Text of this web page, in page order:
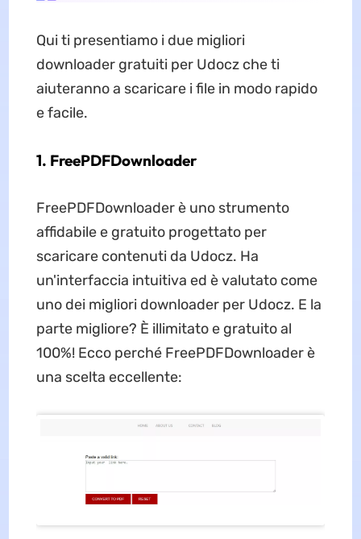
Qui ti presentiamo i due migliori
downloader gratuiti per Udocz che ti
aiuteranno a scaricare i file in modo rapido
e facile.
1. FreePDFDownloader
FreePDFDownloader è uno strumento
affidabile e gratuito progettato per
scaricare contenuti da Udocz. Ha
un'interfaccia intuitiva ed è valutato come
uno dei migliori downloader per Udocz. E la
parte migliore? È illimitato e gratuito al
100%! Ecco perché FreePDFDownloader è
una scelta eccellente: